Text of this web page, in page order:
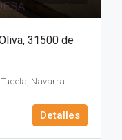
31500 de
Navarra
Detalles